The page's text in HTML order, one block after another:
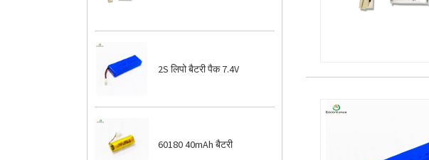
2S लिपो बैटरी पैक 7.4V
60180 40mAh बैटरी